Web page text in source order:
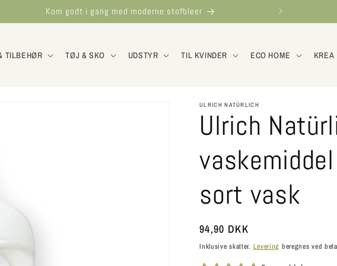
Kom godt i gang med moderne stofbleer
TILBEHØR TØJ & SKO UDSTYR TIL KVINDER ECO HOME KREA
ULRICH NATÜRLICH
Ulrich
sort vask
Normalpris
94,90 DKK
Inklusive skatter. Levering beregnes ved